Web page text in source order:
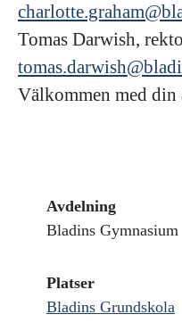
Tomas Darwish,
Välkommen med din
Avdelning
Bladins Gymnasium
Platser
Bladins Grundskola